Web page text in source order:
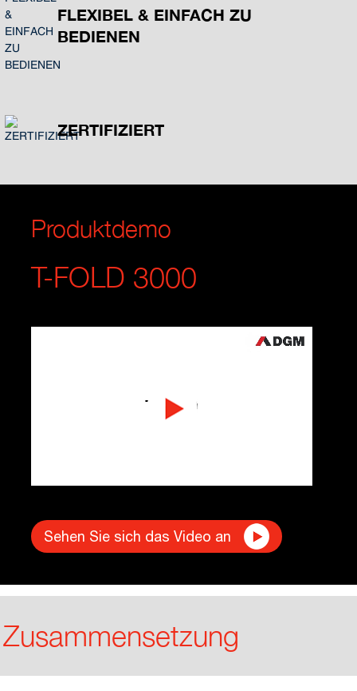
FLEXIBEL & EINFACH ZU
BEDIENEN
ZERTIFIZIERT
Produktdemo
T-FOLD 3000
Sehen Sie sich das Video an
Zusammensetzung